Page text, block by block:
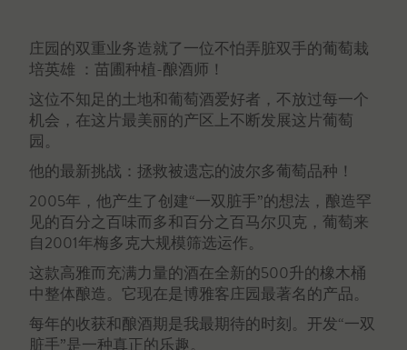
庄园的双重业务造就了一位不怕弄脏双手的葡萄栽
培英雄 ：苗圃种植-酿酒师！
这位不知足的土地和葡萄酒爱好者，不放过每一个
机会，在这片最美丽的产区上不断发展这片葡萄
园。
他的最新挑战：拯救被遗忘的波尔多葡萄品种！
2005年，他产生了创建“一双脏手”的想法，酿造罕
见的百分之百味而多和百分之百马尔贝克，葡萄来
自2001年梅多克大规模筛选运作。
这款高雅而充满力量的酒在全新的500升的橡木桶
中整体酿造。它现在是博雅客庄园最著名的产品。
每年的收获和酿酒期是我最期待的时刻。开发“一双
脏手”是一种真正的乐趣。